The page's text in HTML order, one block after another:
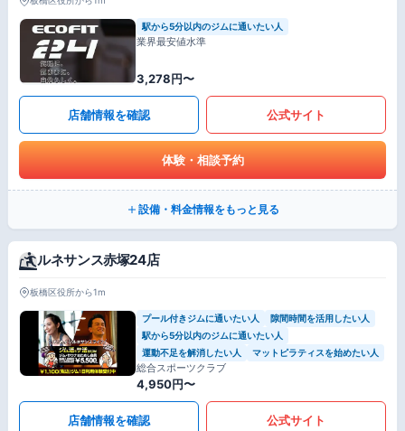
駅から5分以内のジムに通いたい人
業界最安値水準
3,278円〜
店舗情報を確認 公式サイト
体験・相談予約
設備・料金情報をもっと見る
ルネサンス赤塚24店
板橋区役所から1m
プール付きジムに通いたい人
隙間時間を活用したい人
駅から5分以内のジムに通いたい人
運動不足を解消したい人
マットピラティスを始めたい人
総合スポーツクラブ
4,950円〜
店舗情報を確認 公式サイト